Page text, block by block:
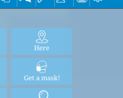
Here
Get a mask!